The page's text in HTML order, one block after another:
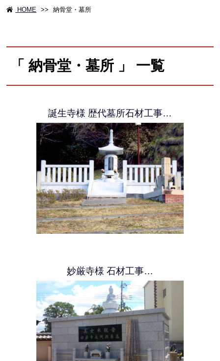
HOME >> 納骨堂・墓所
「 納骨堂・墓所 」 一覧
誕生寺様 歴代墓所石材工事…
妙厳寺様 石材工事…